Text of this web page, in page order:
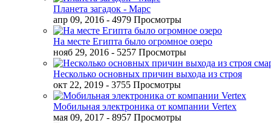
Планета загадок - Марс
апр 09, 2016 - 4979 Просмотры
На месте Египта было огромное озеро
нояб 29, 2016 - 5257 Просмотры
Несколько основных причин выхода из строя
окт 22, 2019 - 3755 Просмотры
Мобильная электроника от компании Vertex
мая 09, 2017 - 8957 Просмотры